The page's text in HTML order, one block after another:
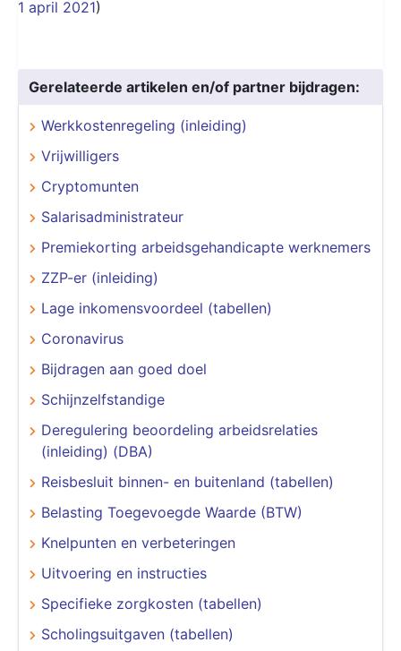
1 april 2021)
Gerelateerde artikelen en/of partner bijdragen:
Werkkostenregeling (inleiding)
Vrijwilligers
Cryptomunten
Salarisadministrateur
Premiekorting arbeidsgehandicapte werknemers
ZZP-er (inleiding)
Lage inkomensvoordeel (tabellen)
Coronavirus
Bijdragen aan goed doel
Schijnzelfstandige
Deregulering beoordeling arbeidsrelaties
(inleiding) (DBA)
Reisbesluit binnen- en buitenland (tabellen)
Belasting Toegevoegde Waarde (BTW)
Knelpunten en verbeteringen
Uitvoering en instructies
Specifieke zorgkosten (tabellen)
Scholingsuitgaven (tabellen)